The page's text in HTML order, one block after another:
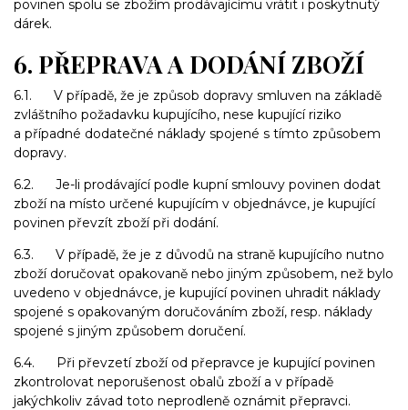
povinen spolu se zbožím prodávajícímu vrátit i poskytnutý
dárek.
6. PŘEPRAVA A DODÁNÍ ZBOŽÍ
6.1. V případě, že je způsob dopravy smluven na základě
zvláštního požadavku kupujícího, nese kupující riziko
a případné dodatečné náklady spojené s tímto způsobem
dopravy.
6.2. Je-li prodávající podle kupní smlouvy povinen dodat
zboží na místo určené kupujícím v objednávce, je kupující
povinen převzít zboží při dodání.
6.3. V případě, že je z důvodů na straně kupujícího nutno
zboží doručovat opakovaně nebo jiným způsobem, než bylo
uvedeno v objednávce, je kupující povinen uhradit náklady
spojené s opakovaným doručováním zboží, resp. náklady
spojené s jiným způsobem doručení.
6.4. Při převzetí zboží od přepravce je kupující povinen
zkontrolovat neporušenost obalů zboží a v případě
jakýchkoliv závad toto neprodleně oznámit přepravci.